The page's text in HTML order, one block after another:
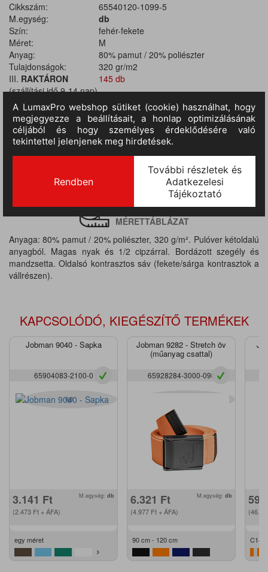
Cikkszám:
65540120-1099-5
M.egység:
db
Szín:
fehér-fekete
Méret:
M
Anyag:
80% pamut / 20% poliészter
Tulajdonságok:
320 gr/m2
III. RAKTÁRON
(szállítási idő 9-14 nap)
145 db
TERMÉKINFORMÁCIÓ
MÉRETTÁBLÁZAT
Anyaga: 80% pamut / 20% poliészter, 320 g/m². Pulóver kétoldalú
anyagból. Magas nyak és 1/2 cipzárral. Bordázott szegély és
mandzsetta. Oldalsó kontrasztos sáv (fekete/sárga kontrasztok a
vállrészen).
KAPCSOLÓDÓ, KIEGÉSZÍTŐ TERMÉKEK
Jobman 9040 - Sapka
65904083-2100-0
3.141 Ft
(2.473 Ft + ÁFA)
M.egység: db
egy méret
Jobman 9282 - Stretch öv
(műanyag csattal)
65928284-3000-090
6.321 Ft
(4.977 Ft + ÁFA)
M.egység: db
90 cm - 120 cm C146